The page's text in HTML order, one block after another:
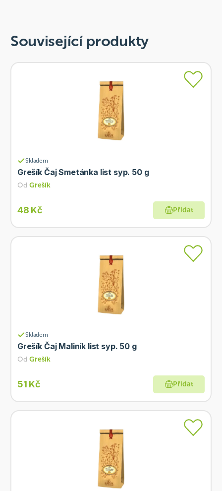
Související produkty
Skladem
Grešík Čaj Smetánka list syp. 50 g
Od Grešík
48 Kč Přidat
Skladem
Grešík Čaj Maliník list syp. 50 g
Od Grešík
51 Kč Přidat